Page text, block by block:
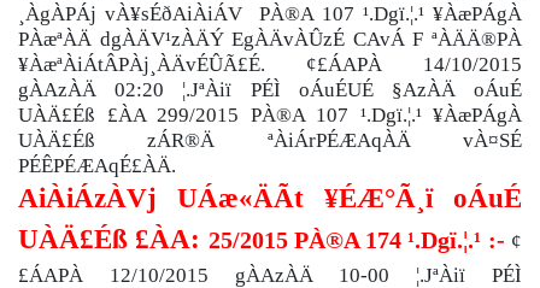
¸ÀgÀPÁj vÀ¥sÉðAiÀiÁV
PÀ®A 107 ¹.Dgï.¦.¹ ¥ÀæPÁgÀ
PÀæªÀÄ dgÀÄV¹zÀÄÝ EgÀÄvÀÛzÉ CAvÁ F ªÀÄÄ®PÀ
¥ÀæªÀiÁtÂPÀj¸ÀÄvÉÛÃ£É. ¢£ÁAPÀ 14/10/2015
gÀAzÀÄ 02:20 ¦.JªÀiï PÉÌ oÁuÉUÉ §AzÀÄ oÁuÉ
UÀÄ£Éß £ÀA 299/2015 PÀ®A 107 ¹.Dgï.¦.¹ ¥ÀæPÁgÀ
UÀÄ£Éß zÁR®Ä ªÀiÁrPÉÆAqÀÄ vÀ¤SÉ
PÉÊPÉÆAqÉ£ÀÄ.
AiÀiÁzÀVj UÁæ«ÄÃt ¥ÉÆ°Ã¸ï oÁuÉ
UÀÄ£Éß £ÀA: 25/2015 PÀ®A 174 ¹.Dgï.¦.¹ :- ¢
£ÁAPÀ 12/10/2015 gÀAzÀÄ 10-00 ¦.JªÀiï PÉÌ